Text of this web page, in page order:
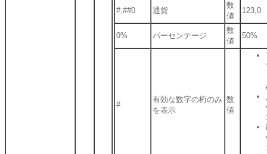
#,##0 通貨
数
値
123,0
0% パーセンテージ
数
値
50%
#
有効な数字の桁のみ
を表示
数
値